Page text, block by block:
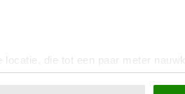
die tot een paar meter
op specifieke